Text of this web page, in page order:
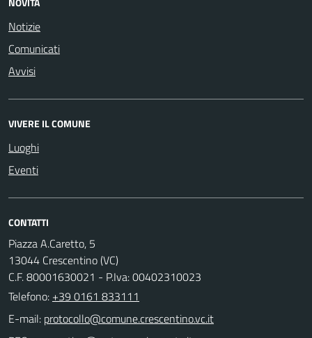
Notizie
Comunicati
Avvisi
VIVERE IL COMUNE
Luoghi
Eventi
CONTATTI
Piazza A.Caretto, 5
13044 Crescentino (VC)
C.F. 80001630021 - P.Iva: 00402310023
Telefono: +39 0161 833111
E-mail: